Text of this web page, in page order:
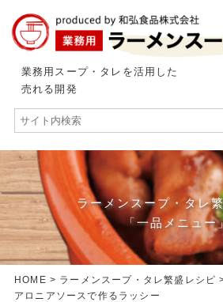
業務用スープ・タレを活用した
売れる開発
ラーメンスープ・タレ
「一品メニュー
HOME > ラーメンスープ・タレ繁盛レシピ
アロニアソースで作るラッシー